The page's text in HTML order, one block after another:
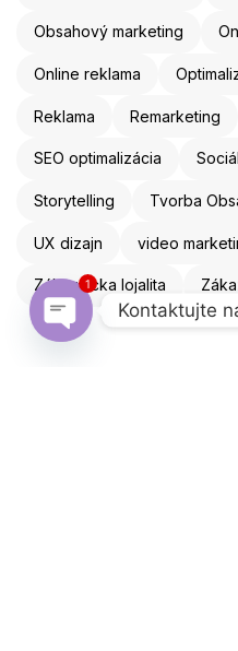
Obsahový marketing
Online reklama
Reklama Remarketing
SEO optimalizácia
Storytelling Tvorba
UX dizajn video
Zákaznícka lojalita
Kontaktujte
1